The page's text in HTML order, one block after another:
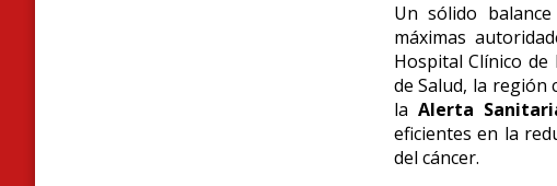
Un sólido
máximas
Hospital Clínico
de Salud, la región
la Alerta
eficientes en la
del cáncer.